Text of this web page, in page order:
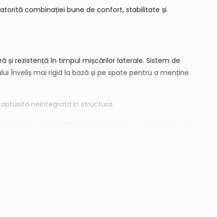
datorită combinației bune de confort, stabilitate și
și rezistență în timpul mișcărilor laterale. Sistem de
Înveliș mai rigid la bază și pe spate pentru a menține
neintegrata in structura.
Sistem de torsiune Suport de arc ușor care